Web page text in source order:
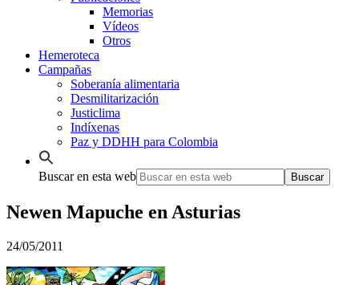
Memorias
Vídeos
Otros
Hemeroteca
Campañas
Soberanía alimentaria
Desmilitarización
Justiclima
Indíxenas
Paz y DDHH para Colombia
Buscar en esta web
Newen Mapuche en Asturias
24/05/2011